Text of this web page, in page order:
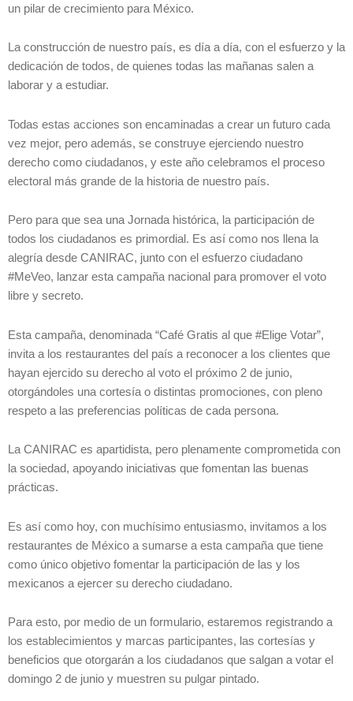
un pilar de crecimiento para México.
La construcción de nuestro país, es día a día, con el esfuerzo y la
dedicación de todos, de quienes todas las mañanas salen a
laborar y a estudiar.
Todas estas acciones son encaminadas a crear un futuro cada
vez mejor, pero además, se construye ejerciendo nuestro
derecho como ciudadanos, y este año celebramos el proceso
electoral más grande de la historia de nuestro país.
Pero para que sea una Jornada histórica, la participación de
todos los ciudadanos es primordial. Es así como nos llena la
alegría desde CANIRAC, junto con el esfuerzo ciudadano
#MeVeo, lanzar esta campaña nacional para promover el voto
libre y secreto.
Esta campaña, denominada “Café Gratis al que #Elige Votar”,
invita a los restaurantes del país a reconocer a los clientes que
hayan ejercido su derecho al voto el próximo 2 de junio,
otorgándoles una cortesía o distintas promociones, con pleno
respeto a las preferencias políticas de cada persona.
La CANIRAC es apartidista, pero plenamente comprometida con
la sociedad, apoyando iniciativas que fomentan las buenas
prácticas.
Es así como hoy, con muchísimo entusiasmo, invitamos a los
restaurantes de México a sumarse a esta campaña que tiene
como único objetivo fomentar la participación de las y los
mexicanos a ejercer su derecho ciudadano.
Para esto, por medio de un formulario, estaremos registrando a
los establecimientos y marcas participantes, las cortesías y
beneficios que otorgarán a los ciudadanos que salgan a votar el
domingo 2 de junio y muestren su pulgar pintado.